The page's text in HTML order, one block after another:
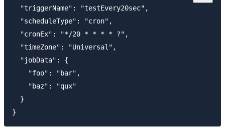
  "triggerName": "testEvery20sec",
  "scheduleType": "cron",
  "cronEx": "*/20 * * * * ?",
  "timeZone": "Universal",
  "jobData": {
    "foo": "bar",
    "baz": "qux"
  }